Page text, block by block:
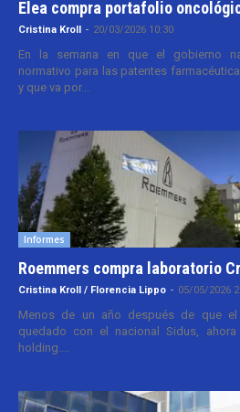
Elea compra portafolio
Cristina Kroll - 20/03/2026 10:30
En la semana en que el gobierno
normativo para las patentes
y que va por...
Informes
Roemmers compra laboratorio
Cristina Kroll / Florencia Lippo - 05/05/2026
Menos de un año después de que el
quedado con el nacional Sidus,
holding....